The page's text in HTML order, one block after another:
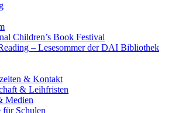
Children’s Book Festival
– Lesesommer der DAI Bibliothek
& Kontakt
& Leihfristen
Medien
für Schulen